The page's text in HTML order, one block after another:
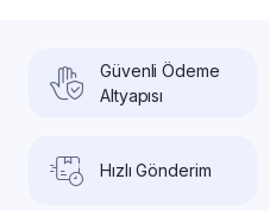
Güvenli Ödeme
Altyapısı
Hızlı Gönderim